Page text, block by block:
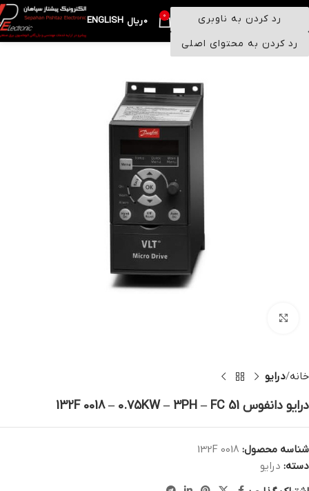
رد کردن به ناوبری
رد کردن به محتوای اصلی
0
0ریال ENGLISH
خانه درایو
درایو دانفوس 132F 0018 – 0.75KW – 3PH – FC 51
شناسه محصول: 132F 0018
دسته: درایو